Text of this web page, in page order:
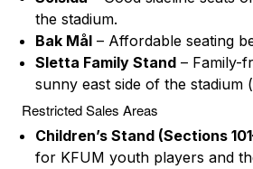
the stadium.
Bak Mål – Affordable seating
Sletta Family Stand – Family-
sunny east side of the stadium
Restricted Sales Areas
Children’s Stand (Sections
for KFUM youth players and